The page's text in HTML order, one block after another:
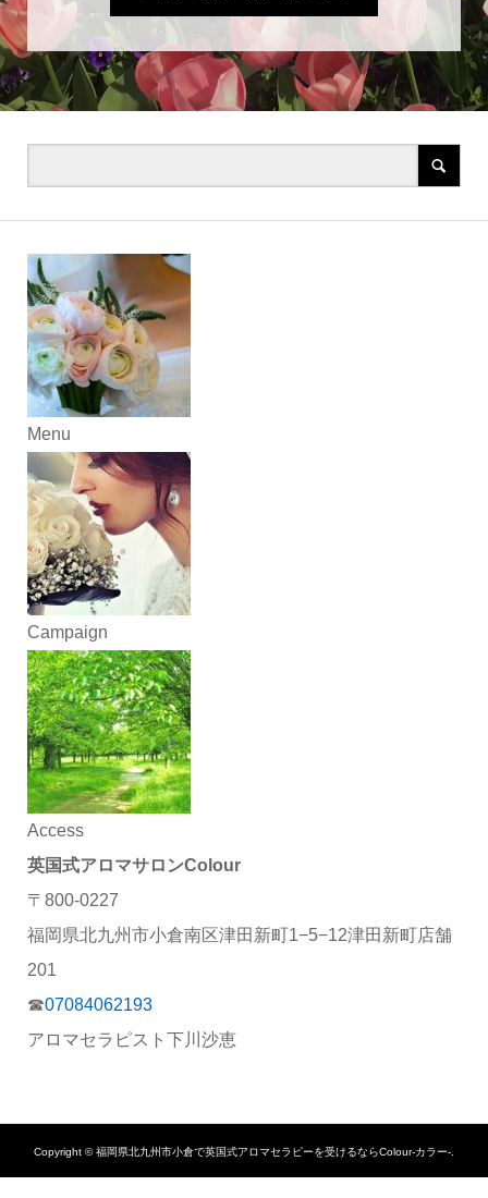
Menu
Campaign
Access
英国式アロマサロンColour
〒800-0227
福岡県北九州市小倉南区津田新町1−5−12津田新町店舗
201
☎︎07084062193
アロマセラピスト下川沙恵
Copyright ©福岡県北九州市小倉で英国式アロマセラピーを受けるならColour-カラー-.